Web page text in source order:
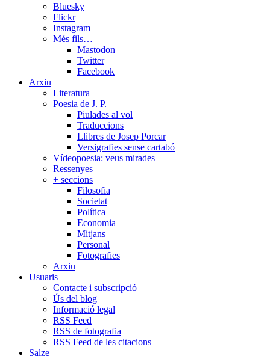
Bluesky
Flickr
Instagram
Més fils…
Mastodon
Twitter
Facebook
Arxiu
Literatura
Poesia de J. P.
Piulades al vol
Traduccions
Llibres de Josep Porcar
Versigrafies sense cartabó
Vídeopoesia: veus mirades
Ressenyes
+ seccions
Filosofia
Societat
Política
Economia
Mitjans
Personal
Fotografies
Arxiu
Usuaris
Contacte i subscripció
Ús del blog
Informació legal
RSS Feed
RSS de fotografia
RSS Feed de les citacions
Salze